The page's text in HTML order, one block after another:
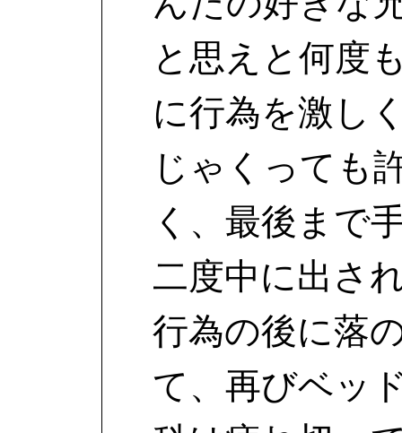
と思えと何度
に行為を激し
じゃくっても
く、最後まで
二度中に出さ
行為の後に落
て、再びベッ